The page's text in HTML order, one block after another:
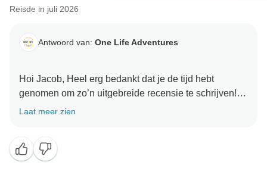
Reisde in juli 2026
Antwoord van: One Life Adventures
Hoi Jacob, Heel erg bedankt dat je de tijd hebt
genomen om zo’n uitgebreide recensie te schrijven! Ik
geloof dat je de recensie ook op een ander platform
met je medereizigers en gidsen, en dat de balans
tussen geplande activiteiten en vrije tijd precies goed
Laat meer zien